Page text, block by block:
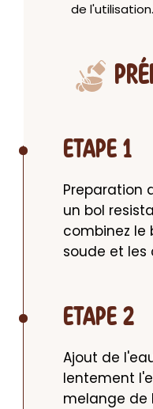
de l'utilisation.
ETAPE 1
Preparation
un bol
combinez le
soude et les
ETAPE 2
Ajout de
lentement
melange de